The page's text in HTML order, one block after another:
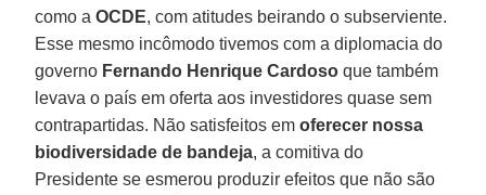
como aOCDE, com atitudes beirando o subserviente.
Esse mesmo incômodo tivemos com a diplomacia do
governo Fernando Henrique Cardoso que também
levava o país em oferta aos investidores quase sem
contrapartidas. Não satisfeitos emoferecer nossa
biodiversidade de bandeja, a comitiva do
Presidente se esmerou produzir efeitos que não são